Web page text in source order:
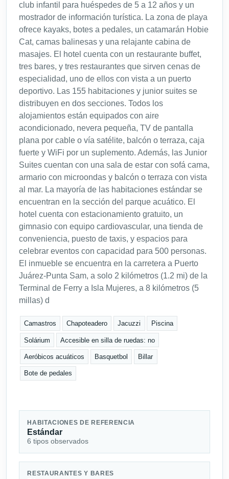
club infantil para huéspedes de 5 a 12 años y un
mostrador de información turística. La zona de playa
ofrece kayaks, botes a pedales, un catamarán Hobie
Cat, camas balinesas y una relajante cabina de
masajes. El hotel cuenta con un restaurante buffet,
tres bares, y tres restaurantes que sirven cenas de
especialidad, uno de ellos con vista a un puerto
deportivo. Las 155 habitaciones y junior suites se
distribuyen en dos secciones. Todos los
alojamientos están equipados con aire
acondicionado, nevera pequeña, TV de pantalla
plana por cable o vía satélite, balcón o terraza, caja
fuerte y WiFi por un suplemento. Además, las Junior
Suites cuentan con una sala de estar con sofá cama,
armario con microondas y balcón o terraza con vista
al mar. La mayoría de las habitaciones estándar se
encuentran en la sección del parque acuático. El
hotel cuenta con estacionamiento gratuito, un
gimnasio con equipo cardiovascular, una tienda de
conveniencia, puesto de taxis, y espacios para
celebrar eventos con capacidad para 500 personas.
El inmueble se encuentra en la carretera a Puerto
Juárez-Punta Sam, a solo 2 kilómetros (1.2 mi) de la
Terminal de Ferry a Isla Mujeres, a 8 kilómetros (5
millas) d
Camastros Chapoteadero Jacuzzi Piscina
Solárium Accesible en silla de ruedas: no
Aeróbicos acuáticos Basquetbol Billar
Bote de pedales
HABITACIONES DE REFERENCIA
Estándar
6 tipos observados
RESTAURANTES Y BARES